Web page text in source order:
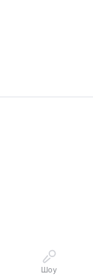
Шоу